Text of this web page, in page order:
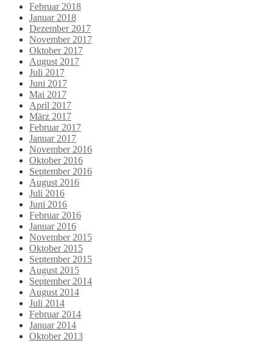
Februar 2018
Januar 2018
Dezember 2017
November 2017
Oktober 2017
August 2017
Juli 2017
Juni 2017
Mai 2017
April 2017
März 2017
Februar 2017
Januar 2017
November 2016
Oktober 2016
September 2016
August 2016
Juli 2016
Juni 2016
Februar 2016
Januar 2016
November 2015
Oktober 2015
September 2015
August 2015
September 2014
August 2014
Juli 2014
Februar 2014
Januar 2014
Oktober 2013